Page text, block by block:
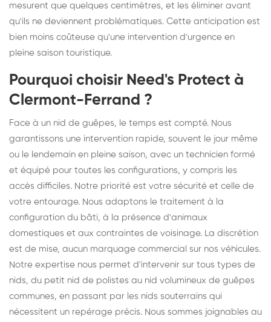
mesurent que quelques centimètres, et les éliminer avant
qu'ils ne deviennent problématiques. Cette anticipation est
bien moins coûteuse qu'une intervention d'urgence en
pleine saison touristique.
Pourquoi choisir Need's Protect à
Clermont-Ferrand ?
Face à un nid de guêpes, le temps est compté. Nous
garantissons une intervention rapide, souvent le jour même
ou le lendemain en pleine saison, avec un technicien formé
et équipé pour toutes les configurations, y compris les
accès difficiles. Notre priorité est votre sécurité et celle de
votre entourage. Nous adaptons le traitement à la
configuration du bâti, à la présence d'animaux
domestiques et aux contraintes de voisinage. La discrétion
est de mise, aucun marquage commercial sur nos véhicules.
Notre expertise nous permet d'intervenir sur tous types de
nids, du petit nid de polistes au nid volumineux de guêpes
communes, en passant par les nids souterrains qui
nécessitent un repérage précis. Nous sommes joignables au